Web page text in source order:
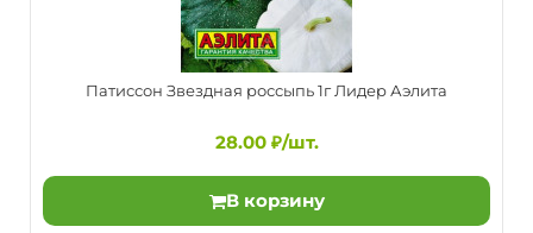
Патиссон Звездная россыпь 1г Лидер Аэлита
Патиссон Звездная россыпь 1г Лидер Аэлита
28.00 ₽/шт.
В корзину